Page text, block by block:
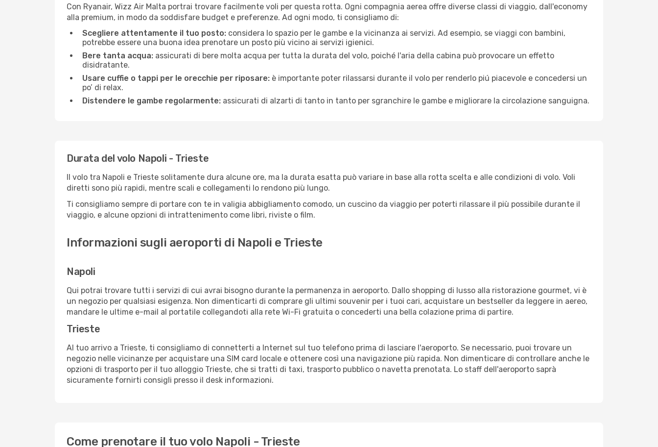
Con Ryanair, Wizz Air Malta portrai trovare facilmente voli per questa rotta. Ogni compagnia aerea offre diverse classi di viaggio, dall'economy
alla premium, in modo da soddisfare budget e preferenze. Ad ogni modo, ti consigliamo di:
Scegliere attentamente il tuo posto: considera lo spazio per le gambe e la vicinanza ai servizi. Ad esempio, se viaggi con bambini,
potrebbe essere una buona idea prenotare un posto più vicino ai servizi igienici.
Bere tanta acqua: assicurati di bere molta acqua per tutta la durata del volo, poiché l'aria della cabina può provocare un effetto
disidratante.
Usare cuffie o tappi per le orecchie per riposare: è importante poter rilassarsi durante il volo per renderlo piú piacevole e concedersi un
po’ di relax.
Distendere le gambe regolarmente: assicurati di alzarti di tanto in tanto per sgranchire le gambe e migliorare la circolazione sanguigna.
Durata del volo Napoli - Trieste
Il volo tra Napoli e Trieste solitamente dura alcune ore, ma la durata esatta può variare in base alla rotta scelta e alle condizioni di volo. Voli
diretti sono più rapidi, mentre scali e collegamenti lo rendono più lungo.
Ti consigliamo sempre di portare con te in valigia abbigliamento comodo, un cuscino da viaggio per poterti rilassare il più possibile durante il
viaggio, e alcune opzioni di intrattenimento come libri, riviste o film.
Informazioni sugli aeroporti di Napoli e Trieste
Napoli
Qui potrai trovare tutti i servizi di cui avrai bisogno durante la permanenza in aeroporto. Dallo shopping di lusso alla ristorazione gourmet, vi è
un negozio per qualsiasi esigenza. Non dimenticarti di comprare gli ultimi souvenir per i tuoi cari, acquistare un bestseller da leggere in aereo,
mandare le ultime e-mail al portatile collegandoti alla rete Wi-Fi gratuita o concederti una bella colazione prima di partire.
Trieste
Al tuo arrivo a Trieste, ti consigliamo di connetterti a Internet sul tuo telefono prima di lasciare l'aeroporto. Se necessario, puoi trovare un
negozio nelle vicinanze per acquistare una SIM card locale e ottenere così una navigazione più rapida. Non dimenticare di controllare anche le
opzioni di trasporto per il tuo alloggio Trieste, che si tratti di taxi, trasporto pubblico o navetta prenotata. Lo staff dell'aeroporto saprà
sicuramente fornirti consigli presso il desk informazioni.
Come prenotare il tuo volo Napoli - Trieste